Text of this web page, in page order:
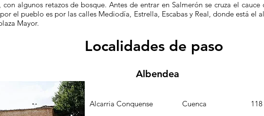
con algunos retazos de bosque. Antes de entrar en Salmerón se cruza el
el pueblo es por las calles Mediodía, Estrella, Escabas y Real, donde está el
Mayor.
Localidades de paso
Albendea
Alcarria Conquense
Cuenca